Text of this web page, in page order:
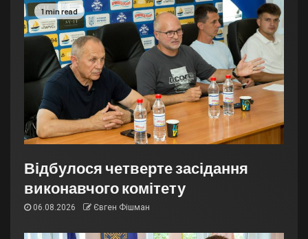
1 min read
Відбулося четверте засідання
виконавчого комітету
06.08.2026 Євген Фішман